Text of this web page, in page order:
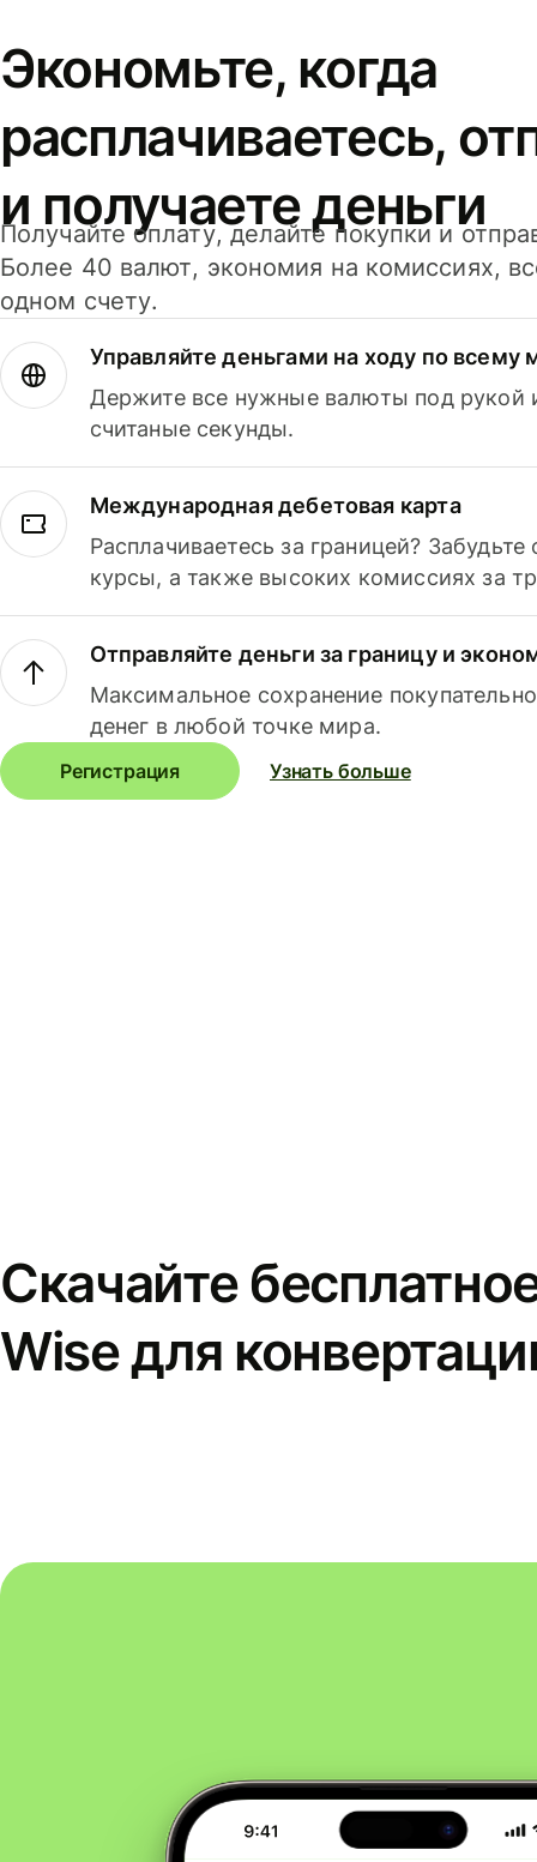
Экономьте, когда
расплачиваетесь,
и получаете деньги
Получайте оплату, делайте покупки и
Более 40 валют, экономия на комиссиях,
одном счету.
Управляйте деньгами на ходу по всему
Держите все нужные валюты под рукой
считаные секунды.
Международная дебетовая карта
Расплачиваетесь за границей?
курсы, а также высоких комиссиях за
Отправляйте деньги за границу и
Максимальное сохранение
денег в любой точке мира.
Регистрация Узнать больше
Скачайте
Wise для